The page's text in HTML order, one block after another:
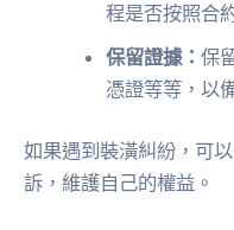
程是否按照合
保留證據：保
憑證等等，以
如果遇到裝潢糾紛，可
訴，維護自己的權益。